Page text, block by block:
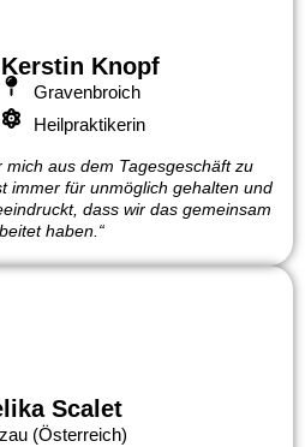
Kerstin Knopf
Gravenbroich
Heilpraktikerin
mich aus dem Tagesgeschäft zu
immer für unmöglich gehalten und
dass wir das gemeinsam
haben.“
Scalet
(Österreich)